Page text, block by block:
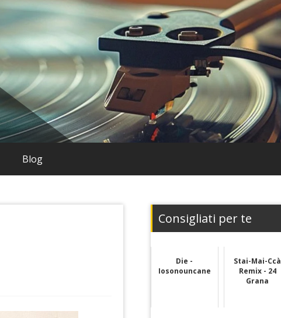
Blog
Consigliati per te
Die -
Iosonouncane
Stai-Mai-Ccà
Remix - 24
Grana